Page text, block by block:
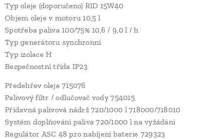
Typ oleje (doporučeno) RID 15W40
Objem oleje v motoru 10,5 l
Spotřeba paliva 100/75% 10,6 / 9,0 l / h
Typ generátoru synchronní
Typ izolace H
Bezpečnostní třída IP23
Předehřev oleje 715076
Palivový filtr / odlučovač vody 754015
Přídavná palivová nádrž 720/1000 l 718000/718010
Systém doplňování paliva 720/1000 l na vyžádání
Regulátor ASC 48 pro nabíjení baterie 729323